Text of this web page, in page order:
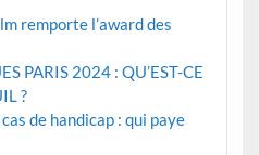
remporte l’award des
PARIS 2024 : QU’EST-CE
?
de handicap : qui paye